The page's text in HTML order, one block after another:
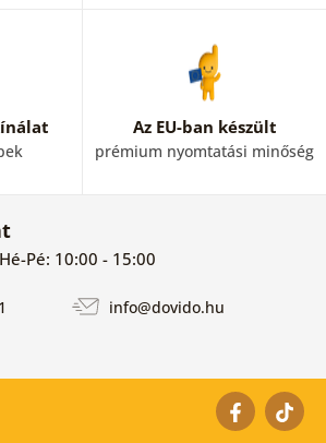
Az EU-ban készült
prémium nyomtatási minőség
Pé: 10:00 - 15:00
info@dovido.hu